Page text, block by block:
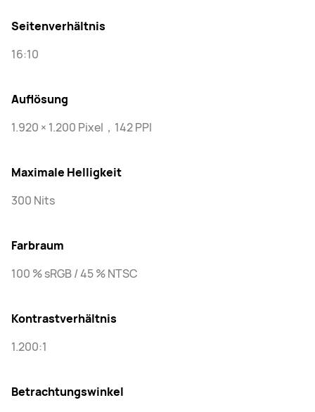
Seitenverhältnis
16:10
Auflösung
1.920 × 1.200 Pixel，142 PPI
Maximale Helligkeit
300 Nits
Farbraum
100 % sRGB / 45 % NTSC
Kontrastverhältnis
1.200:1
Betrachtungswinkel